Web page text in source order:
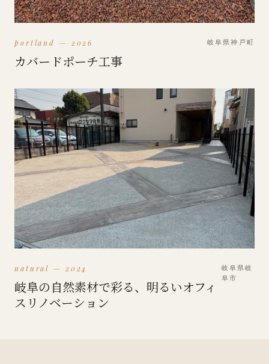
portland — 2026
カバードポーチ工事
岐阜県神戸町
natural — 2024
岐阜の自然素材で彩る、明るいオフィ
スリノベーション
岐阜県岐
阜市